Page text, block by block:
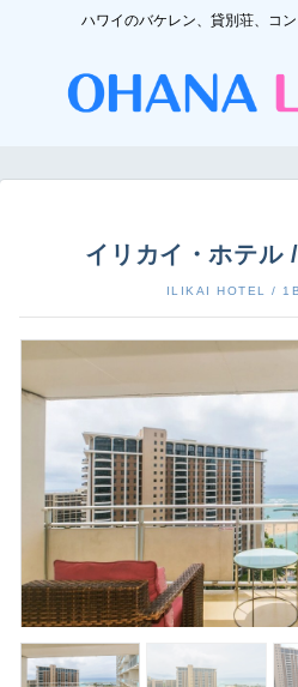
ハワイのバケレン、貸別荘、コ
イリカイ・ホテル
ILIKAI HOTEL /